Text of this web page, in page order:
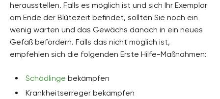
herausstellen. Falls es möglich ist und sich Ihr Exemplar
am Ende der Blütezeit befindet, sollten Sie noch ein
wenig warten und das Gewächs danach in ein neues
Gefäß befördern. Falls das nicht möglich ist,
empfehlen sich die folgenden Erste Hilfe-Maßnahmen:
Schädlinge bekämpfen
Krankheitserreger bekämpfen